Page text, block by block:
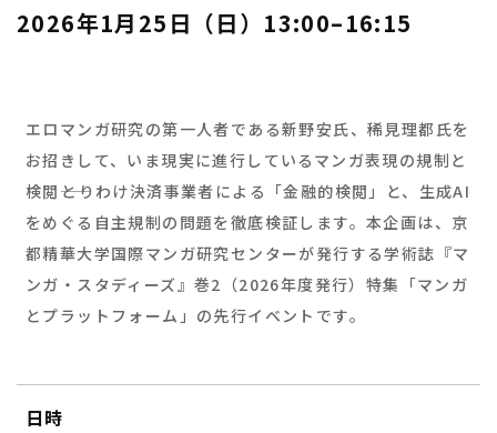
2026年1月25日（日）13:00–16:15
エロマンガ研究の第一人者である新野安氏、稀見理都氏を
お招きして、いま現実に進行しているマンガ表現の規制と
検閲――とりわけ決済事業者による「金融的検閲」と、生成AI
をめぐる自主規制の問題を徹底検証します。本企画は、京
都精華大学国際マンガ研究センターが発行する学術誌『マ
ンガ・スタディーズ』巻2（2026年度発行）特集「マンガ
とプラットフォーム」の先行イベントです。
日時